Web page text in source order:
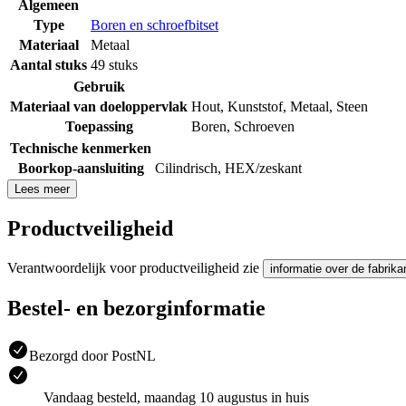
Algemeen
Type
Boren en schroefbitset
Materiaal
Metaal
Aantal stuks 49 stuks
Gebruik
Materiaal van doeloppervlak Hout, Kunststof, Metaal, Steen
Toepassing
Boren, Schroeven
Technische kenmerken
Boorkop-aansluiting
Cilindrisch, HEX/zeskant
Lees meer
Productveiligheid
Verantwoordelijk voor productveiligheid zie informatie over de
Bestel- en bezorginformatie
Bezorgd door PostNL
Vandaag besteld, maandag 10 augustus in huis